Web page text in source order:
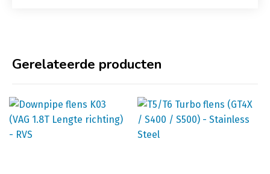
Gerelateerde producten